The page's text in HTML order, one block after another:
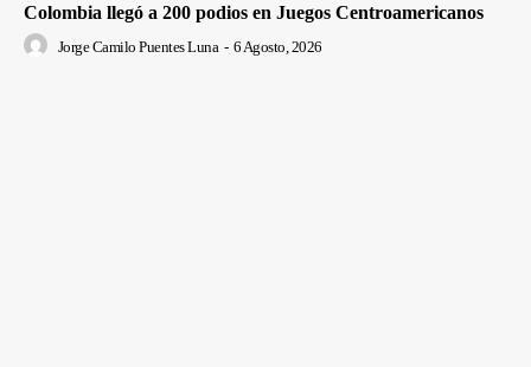
Colombia llegó a 200 podios en Juegos Centroamericanos
Jorge Camilo Puentes Luna - 6 Agosto, 2026